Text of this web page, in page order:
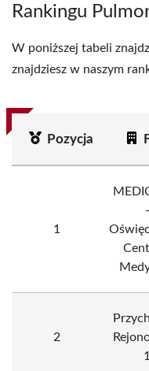
Rankingu
W poniższej tabeli
znajdziesz w naszym
Pozycja
1
-
2
1